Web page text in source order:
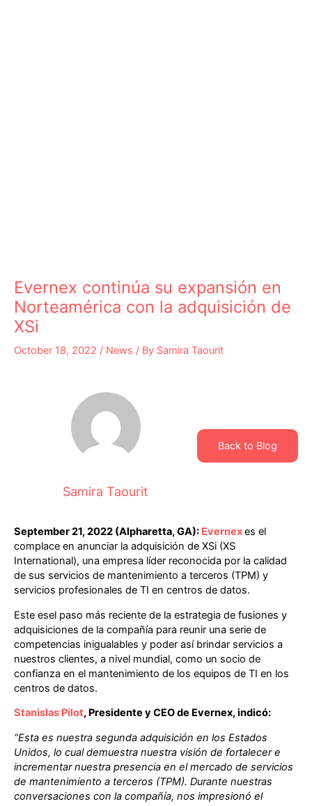
Evernex continúa su expansión en
Norteamérica con la adquisición de
XSi
October 18, 2022 / News / By Samira Taourit
Samira Taourit
Back to Blog
September 21, 2022 (Alpharetta, GA): Evernexes el
complace en anunciar la adquisición de XSi (XS
International), una empresa líder reconocida por la calidad
de sus servicios de mantenimiento a terceros (TPM) y
servicios profesionales de TI en centros de datos.
Este esel paso más reciente de la estrategia de fusiones y
adquisiciones de la compañía para reunir una serie de
competencias inigualables y poder así brindar servicios a
nuestros clientes, a nivel mundial, como un socio de
confianza en el mantenimiento de los equipos de TI en los
centros de datos.
Stanislas Pilot, Presidente y CEO de Evernex, indicó:
“Esta es nuestra segunda adquisición en los Estados
Unidos, lo cual demuestra nuestra visión de fortalecer e
incrementar nuestra presencia en el mercado de servicios
de mantenimiento a terceros (TPM). Durante nuestras
conversaciones con la compañía, nos impresionó el